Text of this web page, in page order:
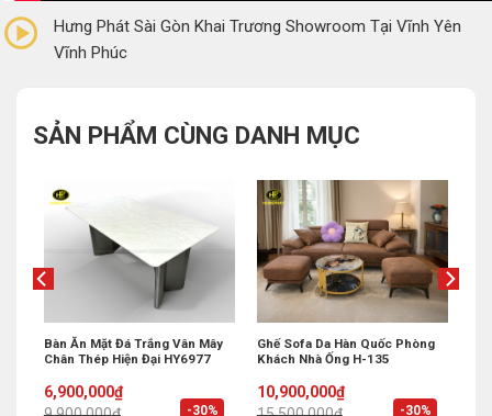
Hưng Phát Sài Gòn Khai Trương Showroom Tại Vĩnh Yên
Vĩnh Phúc
SẢN PHẨM CÙNG DANH MỤC
-30%
Bàn Ăn Mặt Đá Trắng Vân Mây
Chân Thép Hiện Đại HY6977
Original
price
6,900,000₫
Current
price
-30%
Ghế Sofa Da Hàn Quốc Phòng
Khách Nhà Ống H-135
Original
price
10,900,000₫
Current
price